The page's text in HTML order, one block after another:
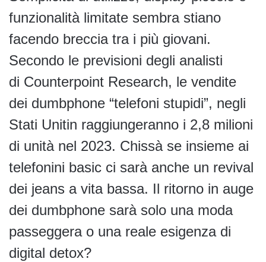
funzionalità limitate sembra stiano
facendo breccia tra i più giovani.
Secondo le previsioni degli analisti
di Counterpoint Research, le vendite
dei dumbphone “telefoni stupidi”, negli
Stati Unitin raggiungeranno i 2,8 milioni
di unità nel 2023. Chissà se insieme ai
telefonini basic ci sarà anche un revival
dei jeans a vita bassa. Il ritorno in auge
dei dumbphone sarà solo una moda
passeggera o una reale esigenza di
digital detox?